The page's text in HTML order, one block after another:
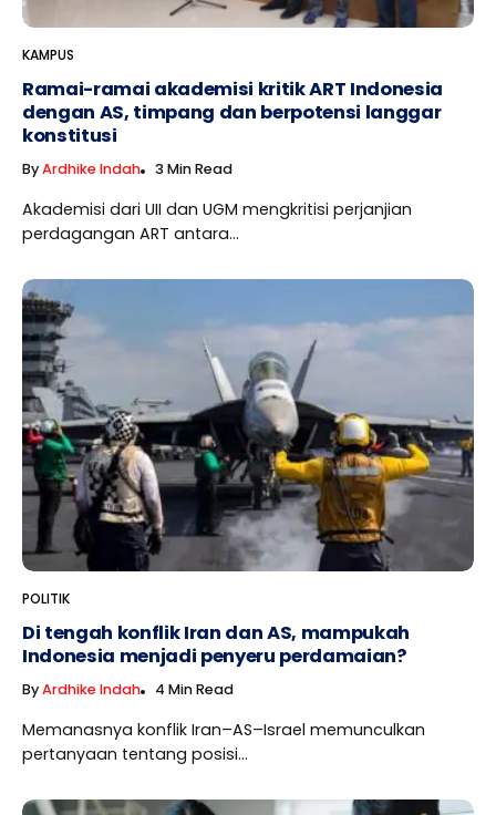
KAMPUS
Ramai-ramai akademisi kritik ART Indonesia
dengan AS, timpang dan berpotensi langgar
konstitusi
ByArdhike Indah 3 Min Read
Akademisi dari UII dan UGM mengkritisi perjanjian
perdagangan ART antara...
POLITIK
Di tengah konflik Iran dan AS, mampukah
Indonesia menjadi penyeru perdamaian?
ByArdhike Indah 4 Min Read
Memanasnya konflik Iran–AS–Israel memunculkan
pertanyaan tentang posisi...